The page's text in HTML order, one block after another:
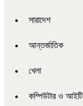
সারাদেশ
আন্তর্জাতিক
খেলা
কম্পিউটার ও আইটি